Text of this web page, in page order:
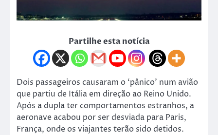
Partilhe esta notícia
Dois passageiros causaram o ‘pânico’ num avião
que partiu de Itália em direção ao Reino Unido.
Após a dupla ter comportamentos estranhos, a
aeronave acabou por ser desviada para Paris,
França, onde os viajantes terão sido detidos.